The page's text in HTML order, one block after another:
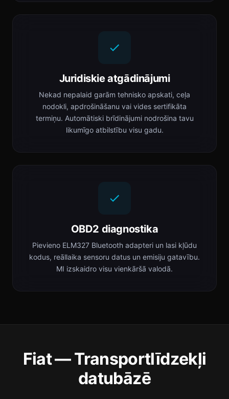
Juridiskie atgādinājumi
Nekad nepalaid garām tehnisko apskati, ceļa
nodokli, apdrošināšanu vai vides sertifikāta
termiņu. Automātiski brīdinājumi nodrošina tavu
likumīgo atbilstību visu gadu.
OBD2 diagnostika
Pievieno ELM327 Bluetooth adapteri un lasi kļūdu
kodus, reāllaika sensoru datus un emisiju gatavību.
MI izskaidro visu vienkāršā valodā.
Fiat — Transportlīdzekļi
datubāzē